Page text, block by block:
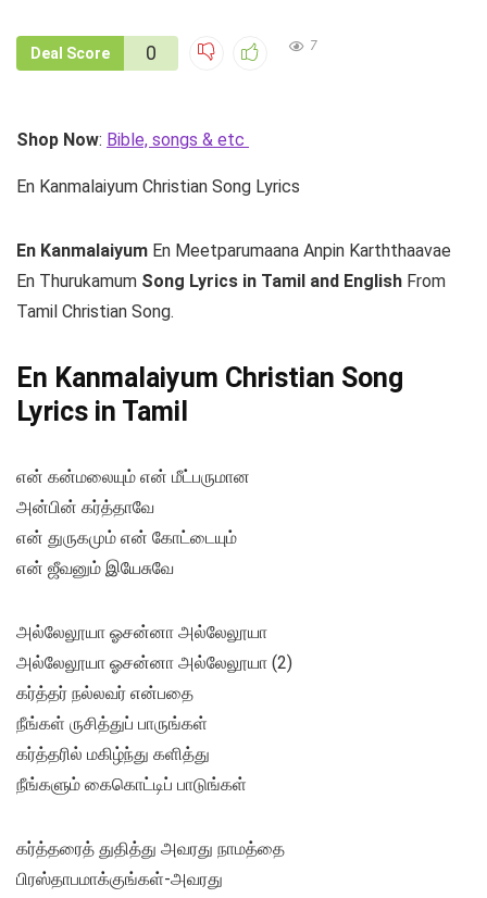
Deal Score 0 7
Shop Now: Bible, songs & etc
En Kanmalaiyum Christian Song Lyrics
En Kanmalaiyum En Meetparumaana Anpin Karththaavae
En Thurukamum Song Lyrics in Tamil and English From
Tamil Christian Song.
En Kanmalaiyum Christian Song
Lyrics in Tamil
என் கன்மலையும் என் மீட்பருமான
அன்பின் கர்த்தாவே
என் துருகமும் என் கோட்டையும்
என் ஜீவனும் இயேசுவே
அல்லேலூயா ஓசன்னா அல்லேலூயா
அல்லேலூயா ஓசன்னா அல்லேலூயா (2)
கர்த்தர் நல்லவர் என்பதை
நீங்கள் ருசித்துப் பாருங்கள்
கர்த்தரில் மகிழ்ந்து களித்து
நீங்களும் கைகொட்டிப் பாடுங்கள்
கர்த்தரைத் துதித்து அவரது நாமத்தை
பிரஸ்தாபமாக்குங்கள்-அவரது